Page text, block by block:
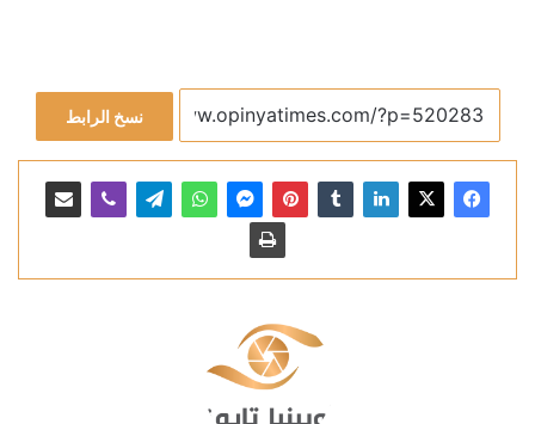
نسخ الرابط